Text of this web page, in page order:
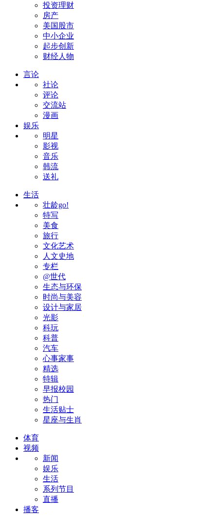
投资理财
房产
美国股市
中小企业
起步创新
财经人物
言论
社论
评论
交流站
漫画
娱乐
明星
影视
音乐
韩流
送礼
生活
壮龄go!
特写
美食
旅行
文化艺术
人文史地
专栏
@世代
生态与环保
时尚与美容
设计与家居
光影
科玩
科普
汽车
心事家事
精选
特辑
早报校园
热门
生活贴士
星座与生肖
体育
视频
新闻
娱乐
生活
系列节目
直播
播客